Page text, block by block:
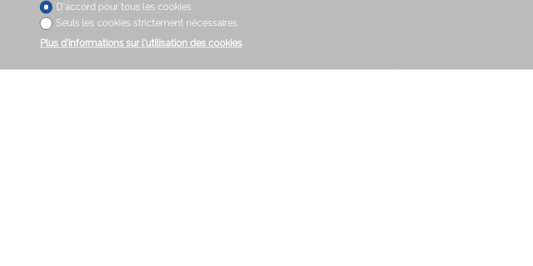
D'accord pour tous les cookies
Seuls les cookies strictement nécessaires
Plus d'informations sur l'utilisation des cookies